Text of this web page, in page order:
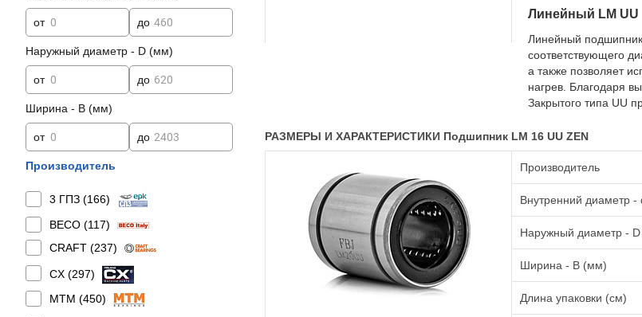
от до
Наружный диаметр - D (мм)
от до
Ширина - B (мм)
от до
Производитель
3 ГПЗ (166)
BECO (117)
CRAFT (237)
CX (297)
MTM (450)
Линейный LM UU
Линейный
соответствующего
а также позволяет
нагрев. Благодаря
Закрытого типа UU
РАЗМЕРЫ И ХАРАКТЕРИСТИКИ Подшипник LM 16 UU ZEN
Производитель
Внутренний диаметр
Наружный диаметр -
Ширина - B (мм)
Длина упаковки (см)